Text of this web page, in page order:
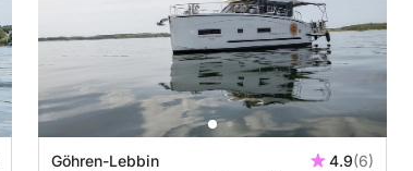
Göhren-Lebbin 4.9(6)